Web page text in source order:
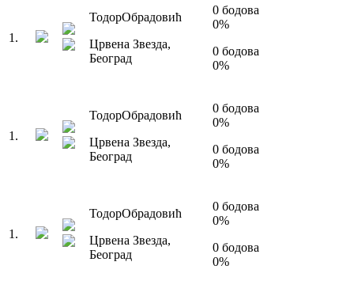
1 .
ТодорОбрадовић
Црвена Звезда,
Београд
0 бодова
0%
0 бодова
0%
1 .
ТодорОбрадовић
Црвена Звезда,
Београд
0 бодова
0%
0 бодова
0%
1 .
ТодорОбрадовић
Црвена Звезда,
Београд
0 бодова
0%
0 бодова
0%